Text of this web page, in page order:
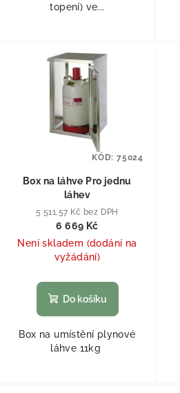
topení) ve...
Box na láhve Pro jednu
láhev
5 511,57 Kč bez DPH
6 669 Kč
Není skladem (dodání na
vyžádání)
Do košíku
Box na umístění plynové
láhve 11kg
KÓD: 75024